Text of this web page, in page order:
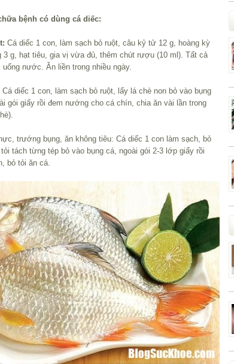
bệnh có dùng cá diếc:
Cá diếc 1 con, làm sạch bỏ ruột, câu kỷ tử 12 g, hoàng kỳ
3 g, hạt tiêu, gia vị vừa đủ, thêm chút rượu (10 ml). Tất cả
nước. Ăn liền trong nhiều ngày.
Cá diếc 1 con, làm sạch bỏ ruột, lấy lá chè non bỏ vào bụng
gói giấy rồi đem nướng cho cá chín, chia ăn vài lần trong
trướng bụng, ăn không tiêu: Cá diếc 1 con làm sạch, bỏ
tách từng tép bỏ vào bụng cá, ngoài gói 2-3 lớp giấy rồi
bỏ tỏi ăn cá.